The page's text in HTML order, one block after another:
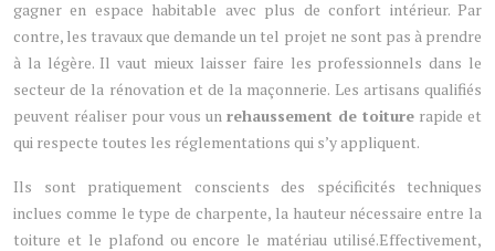
gagner en espace habitable avec plus de confort intérieur. Par
contre, les travaux que demande un tel projet ne sont pas à prendre
à la légère. Il vaut mieux laisser faire les professionnels dans le
secteur de la rénovation et de la maçonnerie. Les artisans qualifiés
peuvent réaliser pour vous un rehaussement de toiture rapide et
qui respecte toutes les réglementations qui s’y appliquent.
Ils sont pratiquement conscients des spécificités techniques
inclues comme le type de charpente, la hauteur nécessaire entre la
toiture et le plafond ou encore le matériau utilisé.Effectivement,